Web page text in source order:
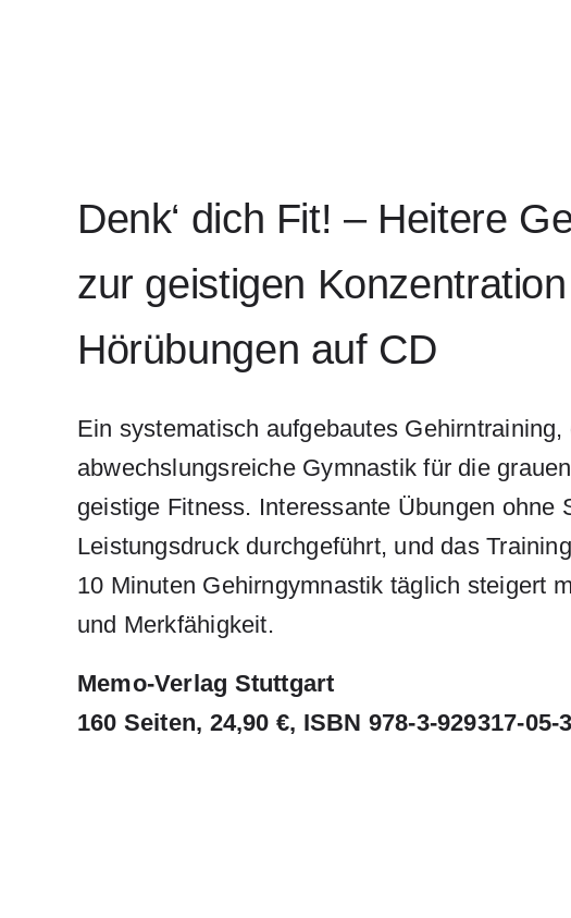
Denk‘ dich Fit! – Heitere
zur geistigen
Hörübungen auf CD
Ein systematisch aufgebautes
abwechslungsreiche Gymnastik für die
geistige Fitness. Interessante Übungen ohne
Leistungsdruck durchgeführt, und das
10 Minuten Gehirngymnastik täglich steigert
und Merkfähigkeit.
Memo-Verlag Stuttgart
160 Seiten, 24,90 €, ISBN 978-3-929317-05-3